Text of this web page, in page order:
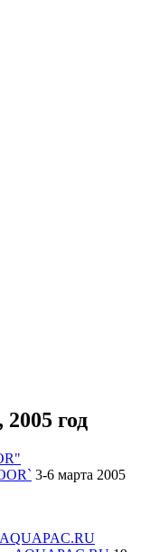
год
3-6 марта 2005
AQUAPAC.RU